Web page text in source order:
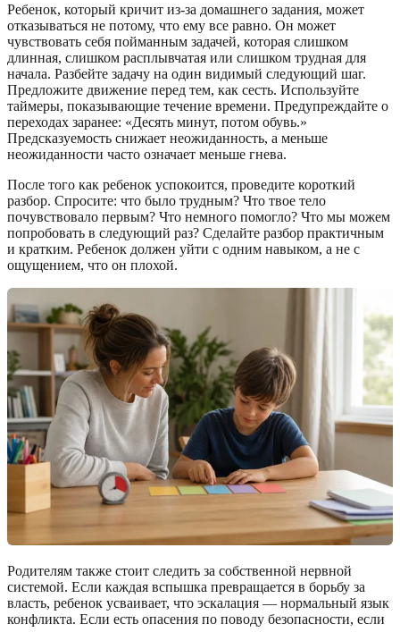
Ребенок, который кричит из-за домашнего задания, может
отказываться не потому, что ему все равно. Он может
чувствовать себя пойманным задачей, которая слишком
длинная, слишком расплывчатая или слишком трудная для
начала. Разбейте задачу на один видимый следующий шаг.
Предложите движение перед тем, как сесть. Используйте
таймеры, показывающие течение времени. Предупреждайте о
переходах заранее: «Десять минут, потом обувь.»
Предсказуемость снижает неожиданность, а меньше
неожиданности часто означает меньше гнева.
После того как ребенок успокоится, проведите короткий
разбор. Спросите: что было трудным? Что твое тело
почувствовало первым? Что немного помогло? Что мы можем
попробовать в следующий раз? Сделайте разбор практичным
и кратким. Ребенок должен уйти с одним навыком, а не с
ощущением, что он плохой.
Родителям также стоит следить за собственной нервной
системой. Если каждая вспышка превращается в борьбу за
власть, ребенок усваивает, что эскалация — нормальный язык
конфликта. Если есть опасения по поводу безопасности, если